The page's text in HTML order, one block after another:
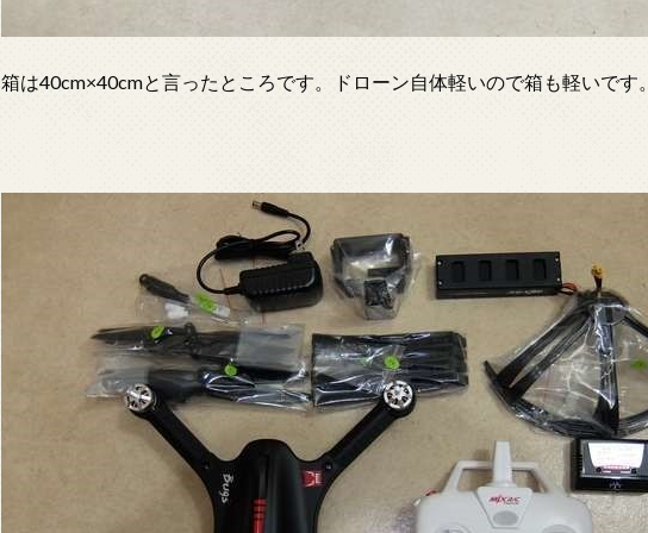
箱は40cm×40cmと言ったところです。ドローン自体軽いので箱も軽いです。